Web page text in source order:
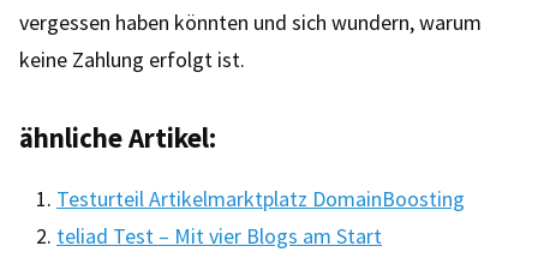
vergessen haben könnten und sich wundern, warum
keine Zahlung erfolgt ist.
ähnliche Artikel:
Testurteil Artikelmarktplatz DomainBoosting
teliad Test – Mit vier Blogs am Start